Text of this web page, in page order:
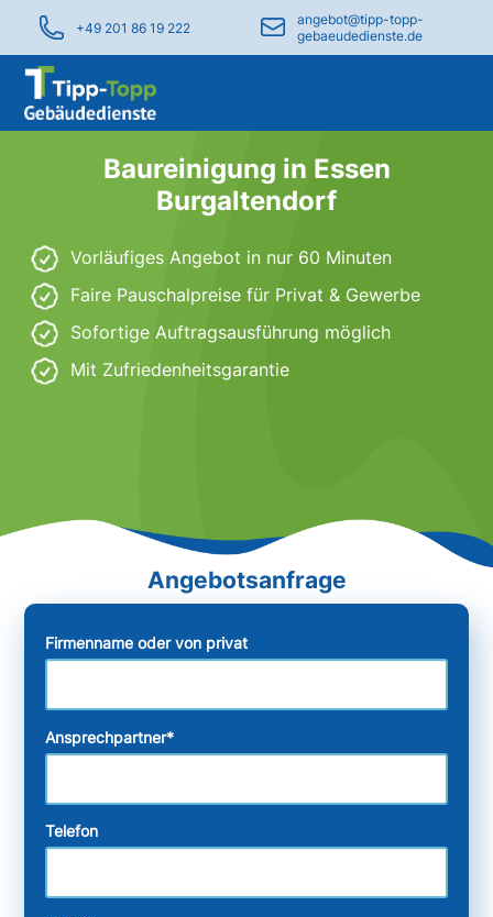
+49 201 86 19 222
angebot@tipp-topp-
gebaeudedienste.de
Baureinigung in Essen
Burgaltendorf
Vorläufiges Angebot in nur 60 Minuten
Faire Pauschalpreise für Privat & Gewerbe
Sofortige Auftragsausführung möglich
Mit Zufriedenheitsgarantie
Firmenname oder von privat
Ansprechpartner*
Telefon